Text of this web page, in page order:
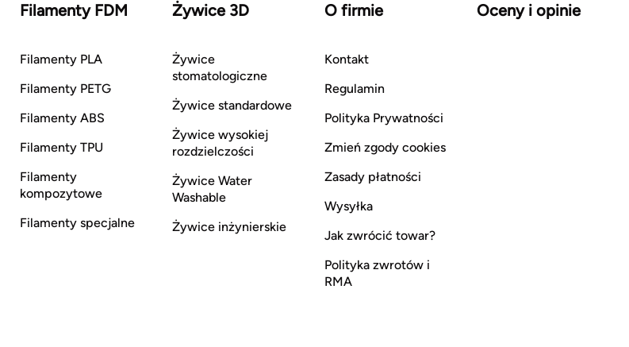
Filamenty FDM
Filamenty PLA
Filamenty PETG
Filamenty ABS
Filamenty TPU
Filamenty
kompozytowe
Filamenty specjalne
Żywice 3D
Żywice
stomatologiczne
Żywice standardowe
Żywice wysokiej
rozdzielczości
Żywice Water
Washable
Żywice inżynierskie
O firmie
Kontakt
Regulamin
Polityka Prywatności
Zmień zgody cookies
Zasady płatności
Wysyłka
Jak zwrócić towar?
Polityka zwrotów i
RMA
Oceny i opinie